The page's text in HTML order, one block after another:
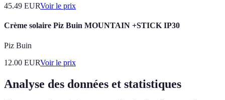
45.49 EURVoir le prix
Crème solaire Piz Buin MOUNTAIN +STICK IP30
Piz Buin
12.00 EURVoir le prix
Analyse des données et statistiques